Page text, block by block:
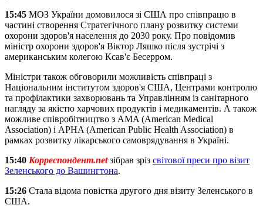
15:45 МОЗ України домовилося зі США про співпрацю в
частині створення Стратегічного плану розвитку системи
охорони здоров'я населення до 2030 року. Про повідомив
міністр охорони здоров'я Віктор Ляшко після зустрічі з
американським колегою Ксав'є Бесерром.
Міністри також обговорили можливість співпраці з
Національним інститутом здоров'я США, Центрами контролю
та профілактики захворювань та Управлінням із санітарного
нагляду за якістю харчових продуктів і медикаментів. А також
можливе співробітництво з AMA (American Medical
Association) і APHA (American Public Health Association) в
рамках розвитку лікарського самоврядування в Україні.
15:40 Корреспондент.netзібрав зріз світової преси про візит
Зеленського до Вашингтона.
15:26 Стала відома повістка другого дня візиту Зеленського в
США.